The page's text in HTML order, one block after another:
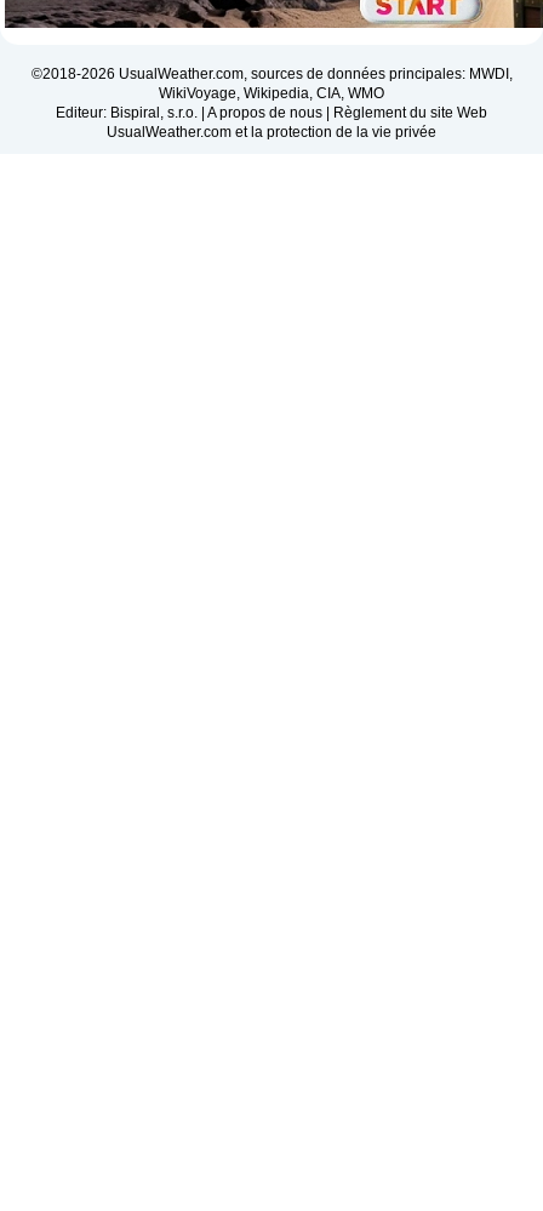
©2018-2026 UsualWeather.com, sources de données principales: MWDI,
WikiVoyage, Wikipedia, CIA, WMO
Editeur: Bispiral, s.r.o. | A propos de nous | Règlement du site Web
UsualWeather.com et la protection de la vie privée